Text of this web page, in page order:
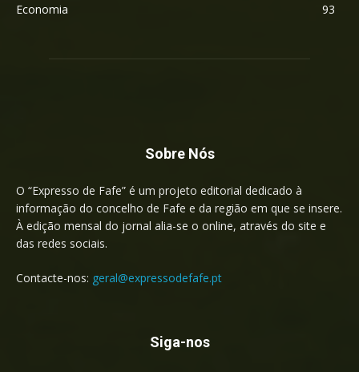
Economia
93
Sobre Nós
O “Expresso de Fafe” é um projeto editorial dedicado à
informação do concelho de Fafe e da região em que se insere.
À edição mensal do jornal alia-se o online, através do site e
das redes sociais.
Contacte-nos: geral@expressodefafe.pt
Siga-nos